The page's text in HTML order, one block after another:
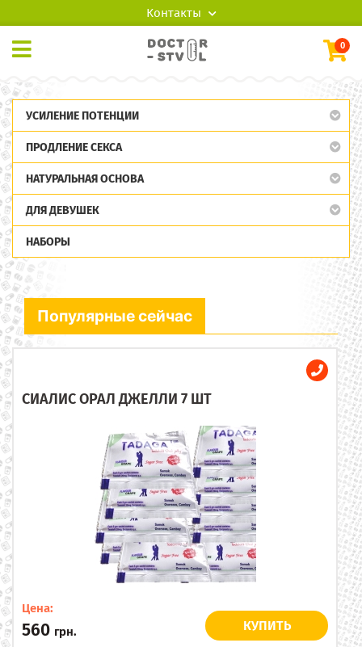
Контакты
0
УСИЛЕНИЕ ПОТЕНЦИИ
ПРОДЛЕНИЕ СЕКСА
НАТУРАЛЬНАЯ ОСНОВА
ДЛЯ ДЕВУШЕК
НАБОРЫ
Популярные сейчас
СИАЛИС ОРАЛ ДЖЕЛЛИ 7 ШТ
Цена:
560 грн. КУПИТЬ